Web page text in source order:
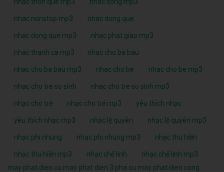
nhac nonstop mp3 nhac dong que
nhac dong que mp3 nhac phat giao mp3
nhac thanh ca mp3 nhac cho ba bau
nhac cho ba bau mp3 nhac cho be nhac cho be mp3
nhac cho tre so sinh nhac cho tre so sinh mp3
nhạc cho trẻ nhạc cho trẻ mp3 yêu thích nhạc
yêu thích nhạc mp3 nhạc lệ quyên nhạc lệ quyên mp3
nhạc phi nhung nhạc phi nhung mp3 nhạc thu hiền
nhạc thu hiền mp3 nhạc chế linh
nhạc chế linh mp3
may phat dien cu may phat dien 3 pha cu may phat dien cong